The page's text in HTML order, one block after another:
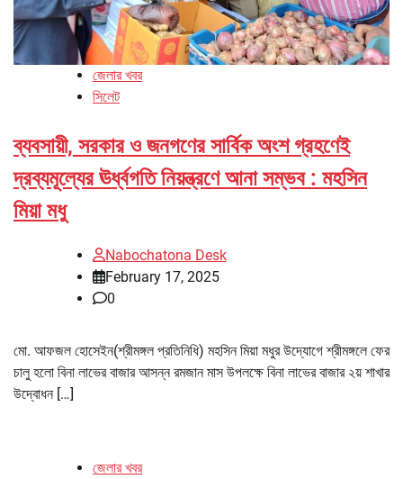
জেলার খবর
সিলেট
ব্যবসায়ী, সরকার ও জনগণের সার্বিক অংশ গ্রহণেই
দ্রব্যমূল্যের ঊর্ধ্বগতি নিয়ন্ত্রণে আনা সম্ভব : মহসিন
মিয়া মধু
Nabochatona Desk
February 17, 2025
0
মো. আফজল হোসেইন(শ্রীমঙ্গল প্রতিনিধি) মহসিন মিয়া মধুর উদ্যোগে শ্রীমঙ্গলে ফের
চালু হলো বিনা লাভের বাজার আসন্ন রমজান মাস উপলক্ষে বিনা লাভের বাজার ২য় শাখার
উদ্বোধন […]
জেলার খবর